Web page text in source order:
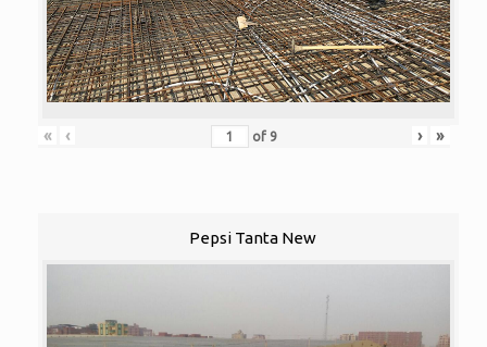
« ‹ of 9 › »
Pepsi Tanta New